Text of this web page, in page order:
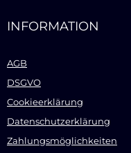
INFORMATION
AGB
DSGVO
Cookieerklärung
Datenschutzerklärung
Zahlungsmöglichkeiten